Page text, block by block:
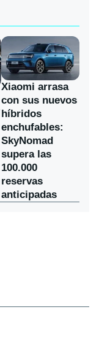
Xiaomi arrasa
con sus nuevos
híbridos
enchufables:
SkyNomad
supera las
100.000
reservas
anticipadas